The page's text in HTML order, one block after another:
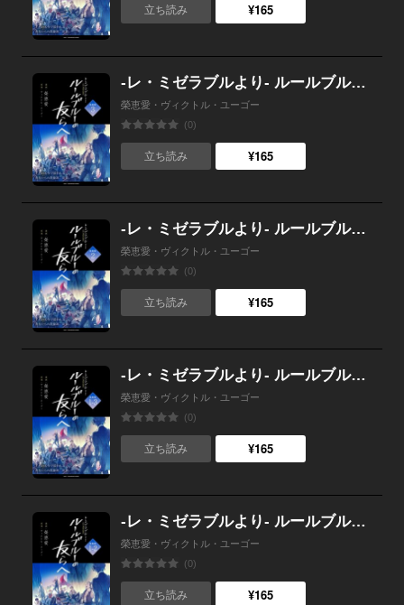
立ち読み ¥165
-レ・ミゼラブルより- ルールブルーの友らへ 連載版：3
榮恵愛・ヴィクトル・ユーゴー
(0)
立ち読み ¥165
-レ・ミゼラブルより- ルールブルーの友らへ 連載版：2
榮恵愛・ヴィクトル・ユーゴー
(0)
立ち読み ¥165
-レ・ミゼラブルより- ルールブルーの友らへ 連載版：1-3
榮恵愛・ヴィクトル・ユーゴー
(0)
立ち読み ¥165
-レ・ミゼラブルより- ルールブルーの友らへ 連載版：1-2
榮恵愛・ヴィクトル・ユーゴー
(0)
立ち読み ¥165